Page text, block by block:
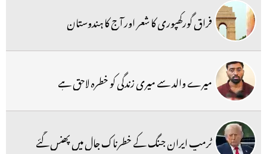
فراق گورکھپوری کا شعر اور آج کا ہندوستان
میرے والد سے میری زندگی کو خطرہ لاحق ہے
ٹرمپ ایران جنگ کے خطرناک جال میں پھنس گئے